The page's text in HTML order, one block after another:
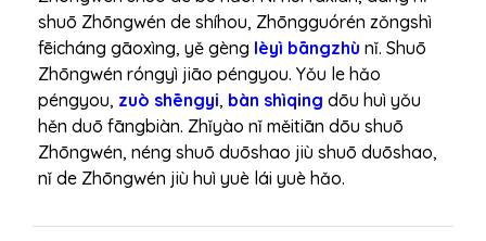
shuō Zhōngwén de shíhou, Zhōngguórén zǒngshì
fēicháng gāoxìng, yě gèng lèyì bāngzhù nǐ. Shuō
Zhōngwén róngyì jiāo péngyou. Yǒu le hǎo
péngyou, zuò shēngyi, bàn shìqing dōu huì yǒu
hěn duō fāngbiàn. Zhǐyào nǐ měitiān dōu shuō
Zhōngwén, néng shuō duōshao jiù shuō duōshao,
nǐ de Zhōngwén jiù huì yuè lái yuè hǎo.